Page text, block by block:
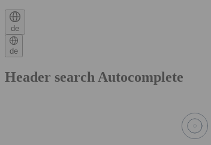
de
de
Header search Autocomplete